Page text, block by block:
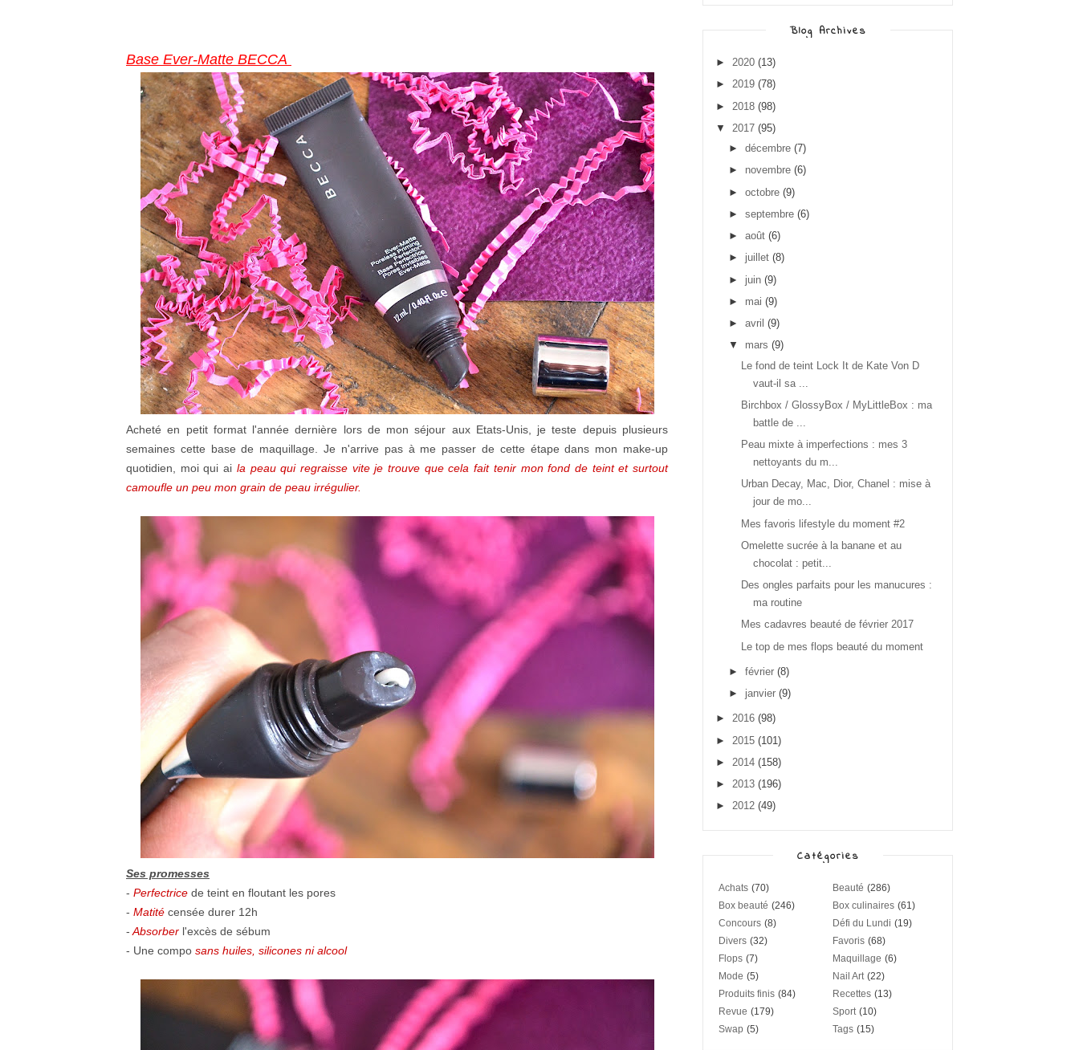
Base Ever-Matte BECCA
Acheté en petit format l'année dernière lors de mon séjour aux Etats-Unis, je teste depuis plusieurs
semaines cette base de maquillage. Je n'arrive pas à me passer de cette étape dans mon make-up
quotidien, moi qui ai la peau qui regraisse vite je trouve que cela fait tenir mon fond de teint et surtout
camoufle un peu mon grain de peau irrégulier.
Ses promesses
- Perfectrice de teint en floutant les pores
- Matité censée durer 12h
- Absorber l'excès de sébum
- Une compo sans huiles, silicones ni alcool
Blog Archives
► 2020 (13)
► 2019 (78)
► 2018 (98)
▼
2017 (95)
► décembre (7)
► novembre (6)
► octobre (9)
► septembre (6)
► août (6)
► juillet (8)
► juin (9)
► mai (9)
► avril (9)
▼
mars (9)
Le fond de teint Lock It de Kate Von D
vaut-il sa ...
Birchbox / GlossyBox / MyLittleBox : ma
battle de ...
Peau mixte à imperfections : mes 3
nettoyants du m...
Urban Decay, Mac, Dior, Chanel : mise à
jour de mo...
Mes favoris lifestyle du moment #2
Omelette sucrée à la banane et au
chocolat : petit...
Des ongles parfaits pour les manucures :
ma routine
Mes cadavres beauté de février 2017
Le top de mes flops beauté du moment
► février (8)
► janvier (9)
► 2016 (98)
► 2015 (101)
► 2014 (158)
► 2013 (196)
► 2012 (49)
Catégories
Achats (70) Beauté (286)
Box beauté (246) Box culinaires (61)
Concours (8) Défi du Lundi (19)
Divers (32) Favoris (68)
Flops (7) Maquillage (6)
Mode (5) Nail Art (22)
Produits finis (84) Recettes (13)
Revue (179) Sport (10)
Swap (5) Tags (15)